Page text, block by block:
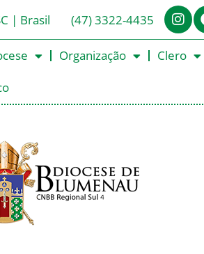
| Brasil (47) 3322-4435
Organização Clero